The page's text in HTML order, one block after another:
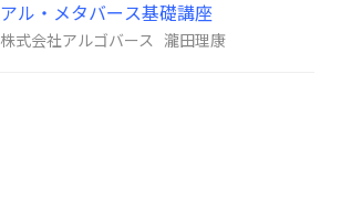
アル・メタバース基礎講座
株式会社アルゴバース 瀧田理康